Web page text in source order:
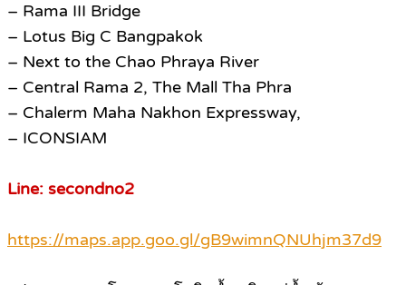
– Rama III Bridge
– Lotus Big C Bangpakok
– Next to the Chao Phraya River
– Central Rama 2, The Mall Tha Phra
– Chalerm Maha Nakhon Expressway,
– ICONSIAM
Line: secondno2
https://maps.app.goo.gl/gB9wimnQNUhjm37d9